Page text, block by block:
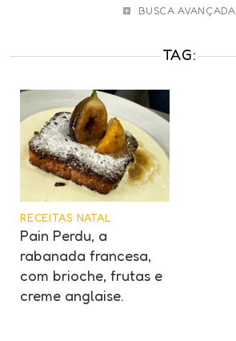
BUSCA AVANÇADA
TAG:
RECEITAS NATAL
Pain Perdu, a
rabanada francesa,
com brioche, frutas e
creme anglaise.